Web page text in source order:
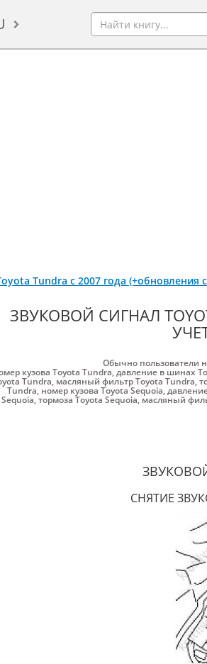
Tundra с 2007 года (+обновления
ЗВУКОВОЙ СИГНАЛ
Обычно пользователи
кузова Toyota Tundra,давление в шинах
Tundra, масляный фильтр Toyota Tundra,
Tundra, номер кузова Toyota Sequoia,
Sequoia,тормоза Toyota Sequoia, масляный
СНЯТИЕ